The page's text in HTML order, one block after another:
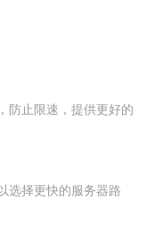
防止限速，提供更好的
选择更快的服务器路